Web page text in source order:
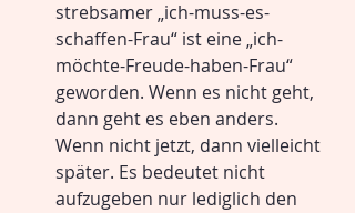
strebsamer „ich-muss-es-
schaffen-Frau“ ist eine „ich-
möchte-Freude-haben-Frau“
geworden. Wenn es nicht geht,
dann geht es eben anders.
Wenn nicht jetzt, dann vielleicht
später. Es bedeutet nicht
aufzugeben nur lediglich den